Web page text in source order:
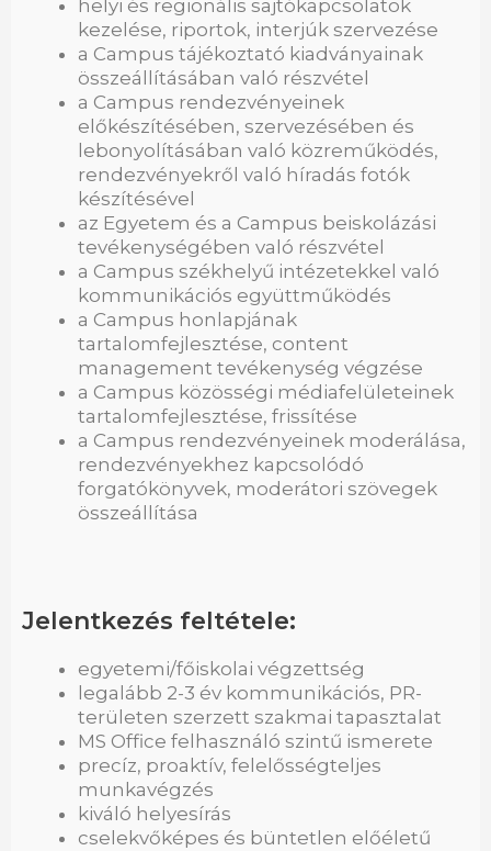
helyi és regionális sajtókapcsolatok
kezelése, riportok, interjúk szervezése
a Campus tájékoztató kiadványainak
összeállításában való részvétel
a Campus rendezvényeinek
előkészítésében, szervezésében és
lebonyolításában való közreműködés,
rendezvényekről való híradás fotók
készítésével
az Egyetem és a Campus beiskolázási
tevékenységében való részvétel
a Campus székhelyű intézetekkel való
kommunikációs együttműködés
a Campus honlapjának
tartalomfejlesztése, content
management tevékenység végzése
a Campus közösségi médiafelületeinek
tartalomfejlesztése, frissítése
a Campus rendezvényeinek moderálása,
rendezvényekhez kapcsolódó
forgatókönyvek, moderátori szövegek
összeállítása
Jelentkezés feltétele:
egyetemi/főiskolai végzettség
legalább 2-3 év kommunikációs, PR-
területen szerzett szakmai tapasztalat
MS Office felhasználó szintű ismerete
precíz, proaktív, felelősségteljes
munkavégzés
kiváló helyesírás
cselekvőképes és büntetlen előéletű